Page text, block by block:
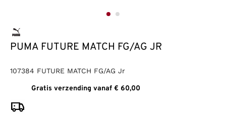
PUMA FUTURE MATCH FG/AG JR
107384 FUTURE MATCH FG/AG Jr
Gratis verzending vanaf € 60,00